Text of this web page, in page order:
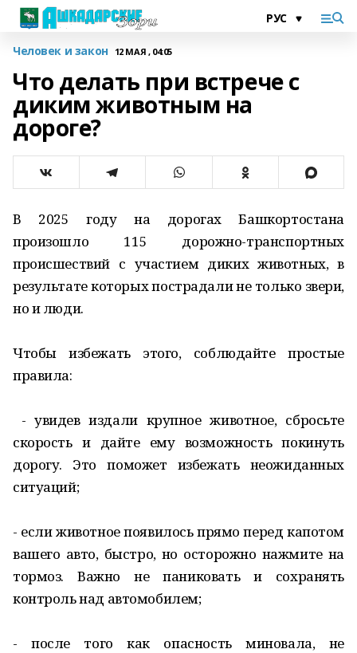
Человек и закон 12 МАЯ , 04:05
Что делать при встрече с
диким животным на
дороге?
В 2025 году на дорогах Башкортостана
произошло 115 дорожно-транспортных
происшествий с участием диких животных, в
результате которых пострадали не только звери,
но и люди.
Чтобы избежать этого, соблюдайте простые
правила:
- увидев издали крупное животное, сбросьте
скорость и дайте ему возможность покинуть
дорогу. Это поможет избежать неожиданных
ситуаций;
- если животное появилось прямо перед капотом
вашего авто, быстро, но осторожно нажмите на
тормоз. Важно не паниковать и сохранять
контроль над автомобилем;
- после того как опасность миновала, не